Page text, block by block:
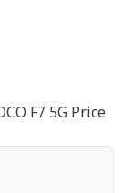
F7 5G Price